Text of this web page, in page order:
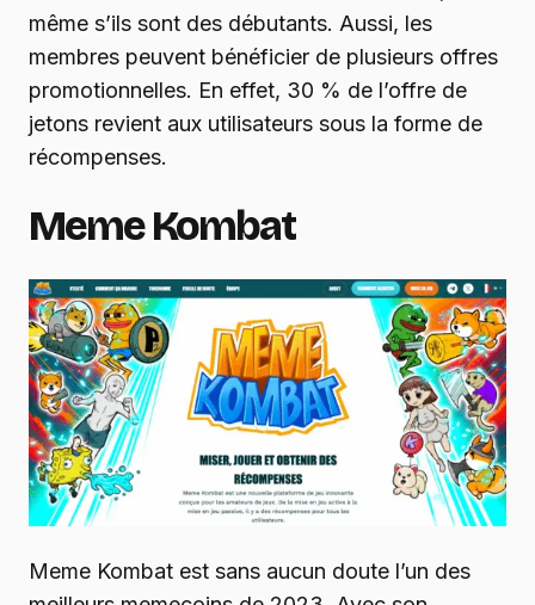
même s’ils sont des débutants. Aussi, les
membres peuvent bénéficier de plusieurs offres
promotionnelles. En effet, 30 % de l’offre de
jetons revient aux utilisateurs sous la forme de
récompenses.
Meme Kombat
Meme Kombat est sans aucun doute l’un des